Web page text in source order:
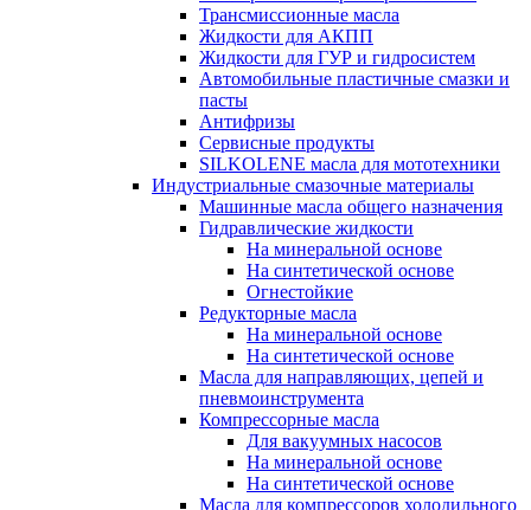
Трансмиссионные масла
Жидкости для АКПП
Жидкости для ГУР и гидросистем
Автомобильные пластичные смазки и
пасты
Антифризы
Сервисные продукты
SILKOLENE масла для мототехники
Индустриальные смазочные материалы
Машинные масла общего назначения
Гидравлические жидкости
На минеральной основе
На синтетической основе
Огнестойкие
Редукторные масла
На минеральной основе
На синтетической основе
Масла для направляющих, цепей и
пневмоинструмента
Компрессорные масла
Для вакуумных насосов
На минеральной основе
На синтетической основе
Масла для компрессоров холодильного